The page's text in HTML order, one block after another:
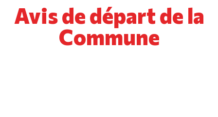
Avis de départ de la
Commune